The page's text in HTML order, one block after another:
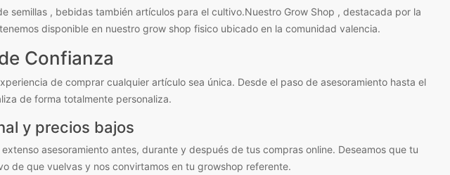
, bebidas también artículos para el cultivo.Nuestro Grow Shop , destacada por la
disponible en nuestro grow shop fisico ubicado en la comunidad valencia.
Confianza
de comprar cualquier artículo sea única. Desde el paso de asesoramiento hasta el
de forma totalmente personaliza.
y precios bajos
asesoramiento antes, durante y después de tus compras online. Deseamos que tu
de que vuelvas y nos convirtamos en tu growshop referente.